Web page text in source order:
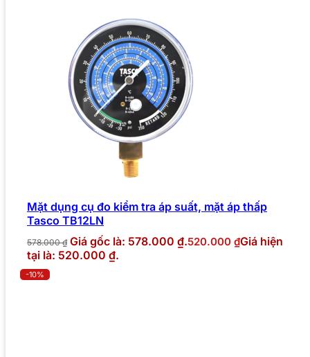
Mặt dụng cụ đo kiểm tra áp suất, mặt áp thấp
Tasco TB12LN
578.000₫ Giá gốc là: 578.000 ₫.520.000 ₫Giá hiện
tại là: 520.000 ₫.
-10%